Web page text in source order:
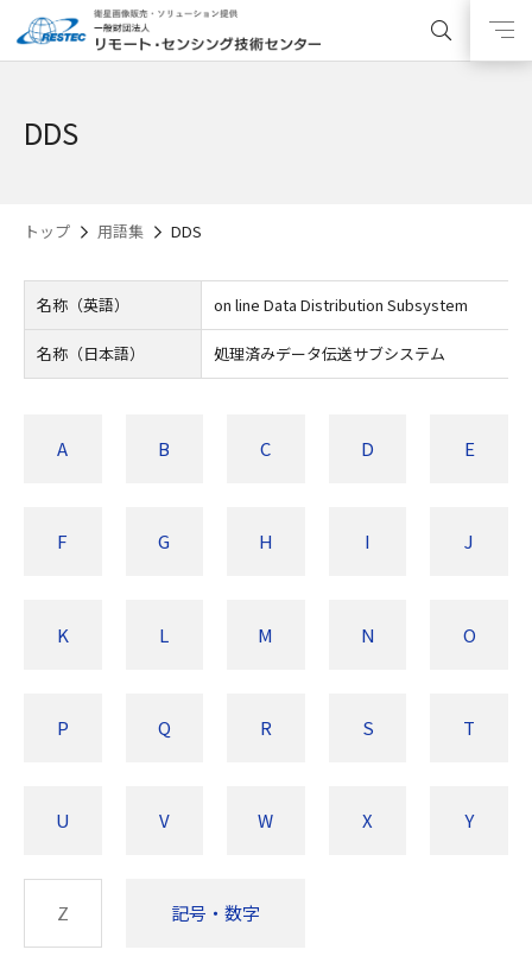
DDS
トップ 用語集 DDS
名称（英語） on line Data Distribution Subsystem
名称（日本語） 処理済みデータ伝送サブシステム
A B C D E
F G H I J
K L M N O
P Q R S T
U V W X Y
Z 記号・数字